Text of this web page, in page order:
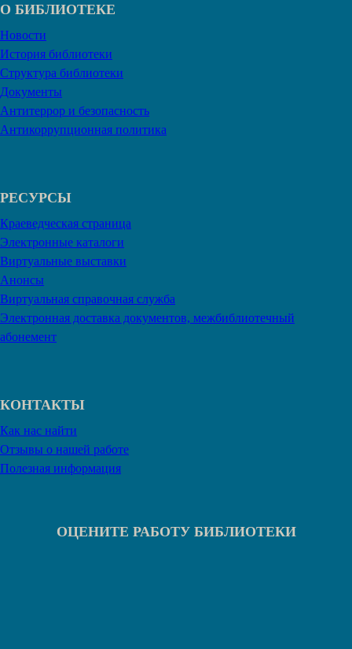
О БИБЛИОТЕКЕ
Новости
История библиотеки
Структура библиотеки
Документы
Антитеррор и безопасность
Антикоррупционная политика
РЕСУРСЫ
Краеведческая страница
Электронные каталоги
Виртуальные выставки
Анонсы
Виртуальная справочная служба
Электронная доставка документов, межбиблиотечный
абонемент
КОНТАКТЫ
Как нас найти
Отзывы о нашей работе
Полезная информация
ОЦЕНИТЕ РАБОТУ БИБЛИОТЕКИ